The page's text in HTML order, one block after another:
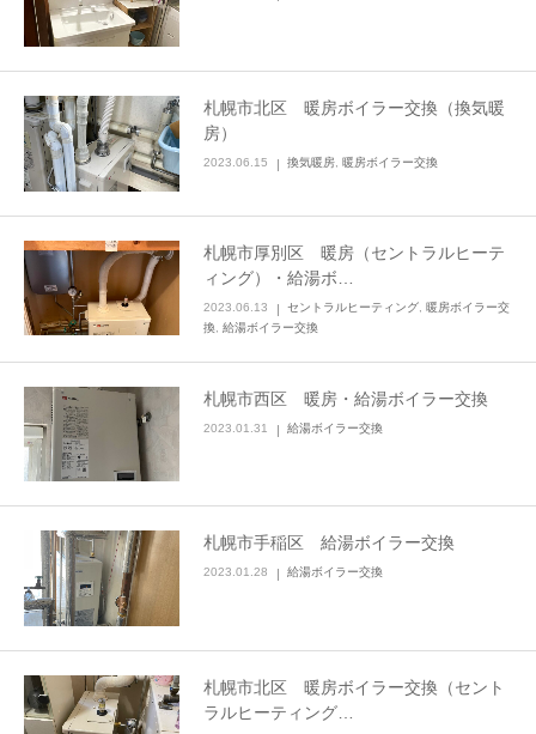
札幌市北区 暖房ボイラー交換（換気暖
房）
2023.06.15 換気暖房 暖房ボイラー交換
札幌市厚別区 暖房（セントラルヒーテ
ィング）・給湯ボ…
2023.06.13 セントラルヒーティング 暖房ボイラー交
換 給湯ボイラー交換
札幌市西区 暖房・給湯ボイラー交換
2023.01.31 給湯ボイラー交換
札幌市手稲区 給湯ボイラー交換
2023.01.28 給湯ボイラー交換
札幌市北区 暖房ボイラー交換（セント
ラルヒーティング…